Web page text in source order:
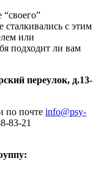
с этим
или
подходит ли вам
переулок, д.13-
по почте info@psy-
83-21